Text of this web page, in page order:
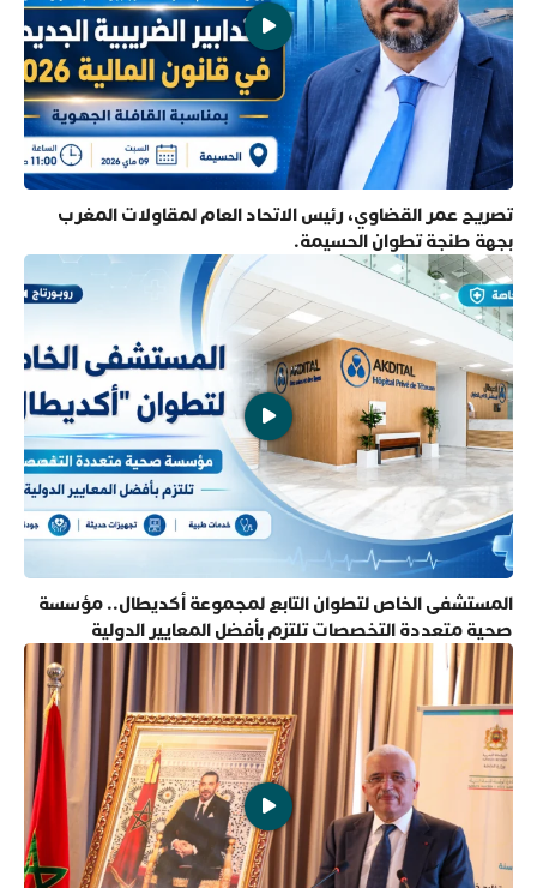
تصريح عمر القضاوي، رئيس الاتحاد العام لمقاولات المغرب
بجهة طنجة تطوان الحسيمة.
المستشفى الخاص لتطوان التابع لمجموعة أكديطال.. مؤسسة
صحية متعددة التخصصات تلتزم بأفضل المعايير الدولية